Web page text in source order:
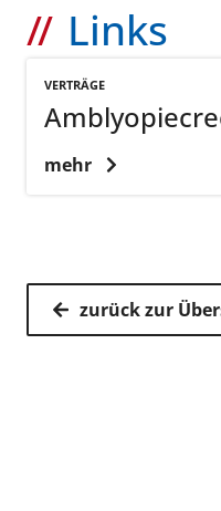
Links
VERTRÄGE
mehr
zurück zur